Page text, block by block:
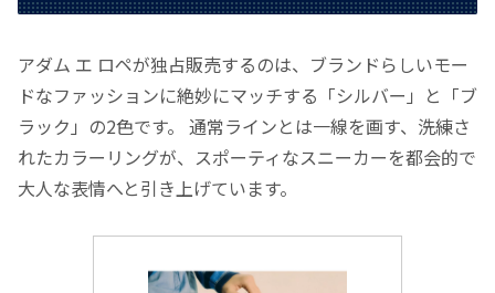
アダム エ ロペが独占販売するのは、ブランドらしいモー
ドなファッションに絶妙にマッチする「シルバー」と「ブ
ラック」の2色です。 通常ラインとは一線を画す、洗練さ
れたカラーリングが、スポーティなスニーカーを都会的で
大人な表情へと引き上げています。